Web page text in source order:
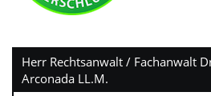
Herr Rechtsanwalt / Fachanwalt
Arconada LL.M.